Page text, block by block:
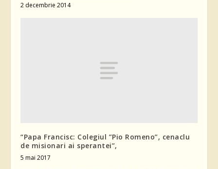
2 decembrie 2014
“Papa Francisc: Colegiul ”Pio Romeno”, cenaclu
de misionari ai sperantei”,
5 mai 2017